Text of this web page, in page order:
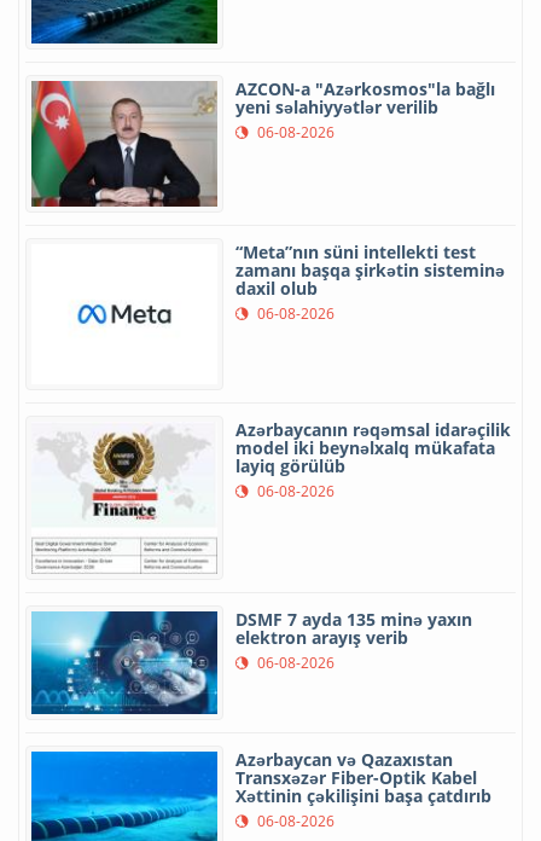
AZCON-a "Azərkosmos"la bağlı
yeni səlahiyyətlər verilib
06-08-2026
“Meta”nın süni intellekti test
zamanı başqa şirkətin sisteminə
daxil olub
06-08-2026
Azərbaycanın rəqəmsal idarəçilik
model iki beynəlxalq mükafata
layiq görülüb
06-08-2026
DSMF 7 ayda 135 minə yaxın
elektron arayış verib
06-08-2026
Azərbaycan və Qazaxıstan
Transxəzər Fiber-Optik Kabel
Xəttinin çəkilişini başa çatdırıb
06-08-2026